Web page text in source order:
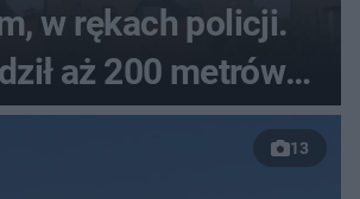
w rękach policji.
aż 200 metrów
nowej drogi
13